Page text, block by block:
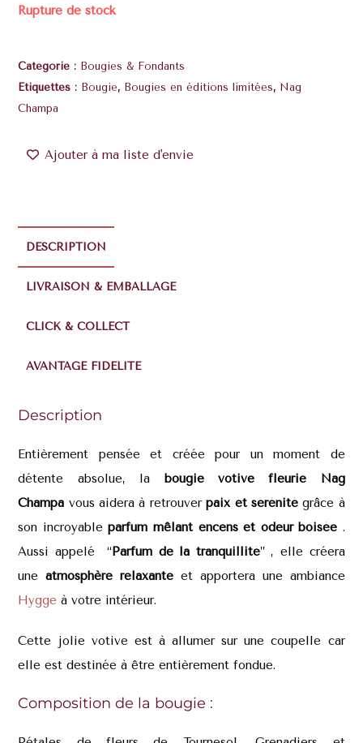
Rupture de stock
Catégorie : Bougies & Fondants
Étiquettes : Bougie, Bougies en éditions limitées, Nag
Champa
Ajouter à ma liste d'envie
DESCRIPTION
LIVRAISON & EMBALLAGE
CLICK & COLLECT
AVANTAGE FIDÉLITÉ
Description
Entièrement pensée et créée pour un moment de
détente absolue, la bougie votive fleurie
Nag
Champa vous aidera à retrouverpaix et sérénitégrâce à
son incroyableparfum mêlant encens et odeur boisée .
Aussi appelé “Parfum de la tranquillité” , elle créera
uneatmosphère relaxante et apportera une ambiance
Hygge à votre intérieur.
Cette jolie votive est à allumer sur une coupelle car
elle est destinée à être entièrement fondue.
Composition de la bougie :